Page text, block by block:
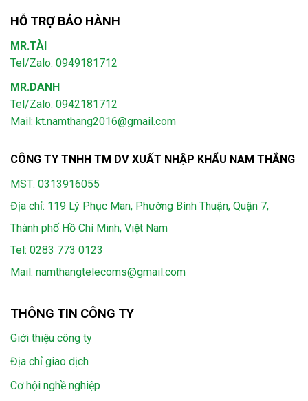
HỖ TRỢ BẢO HÀNH
MR.TÀI
Tel/Zalo: 0949181712
MR.DANH
Tel/Zalo: 0942181712
Mail: kt.namthang2016@gmail.com
CÔNG TY TNHH TM DV XUẤT NHẬP KHẨU NAM THẮNG
MST: 0313916055
Địa chỉ: 119 Lý Phục Man, Phường Bình Thuận, Quận 7,
Thành phố Hồ Chí Minh, Việt Nam
Tel: 0283 773 0123
Mail: namthangtelecoms@gmail.com
THÔNG TIN CÔNG TY
Giới thiệu công ty
Địa chỉ giao dịch
Cơ hội nghề nghiệp